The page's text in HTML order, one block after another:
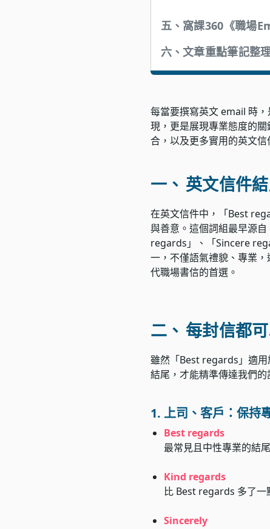
五、 窩課360《職場
六、文章重點筆記整
每當要撰寫英文 email 時
現，更是展現專業態度的
合，以及更多實用的英文
一、 英文信件
在英文信件中，「Best
與善意。這個詞組最早源
regards」、「Sincere
一，不僅語氣禮貌、專業
代職場書信的首選。
二、 每封信都
雖然「Best regards」適用
結尾，才能精準傳達我們
1. 上司、客戶：保持
Best regards
最常見且中性專業的結
Kind regards
比 Best regards 多了一
Sincerely